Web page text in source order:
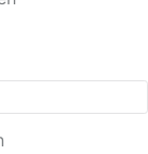
le monde
sur la
l'Église. Elle
de